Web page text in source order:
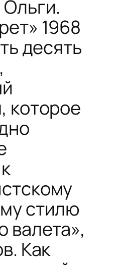
1968
десять
которое
стилю
валета»,
Как